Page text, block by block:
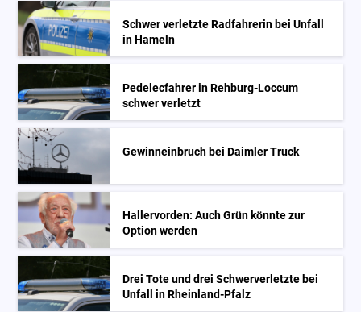
Schwer verletzte Radfahrerin bei Unfall
in Hameln
Pedelecfahrer in Rehburg-Loccum
schwer verletzt
Gewinneinbruch bei Daimler Truck
Hallervorden: Auch Grün könnte zur
Option werden
Drei Tote und drei Schwerverletzte bei
Unfall in Rheinland-Pfalz